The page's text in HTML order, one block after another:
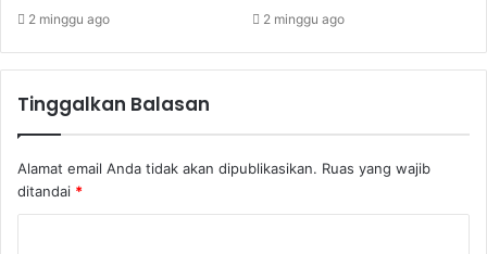
2 minggu ago 2 minggu ago
Tinggalkan Balasan
Alamat email Anda tidak akan dipublikasikan. Ruas yang wajib
ditandai *